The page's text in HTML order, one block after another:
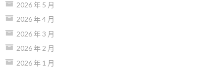
2026 年 5 月
2026 年 4 月
2026 年 3 月
2026 年 2 月
2026 年 1 月